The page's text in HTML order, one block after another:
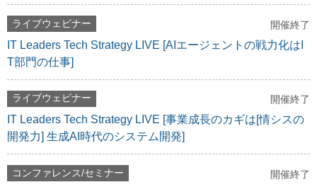
ライブウェビナー 開催終了
IT Leaders Tech Strategy LIVE [AIエージェントの戦力化はI
T部門の仕事]
ライブウェビナー 開催終了
IT Leaders Tech Strategy LIVE [事業成長のカギは[情シスの
開発力] 生成AI時代のシステム開発]
コンファレンス/セミナー 開催終了